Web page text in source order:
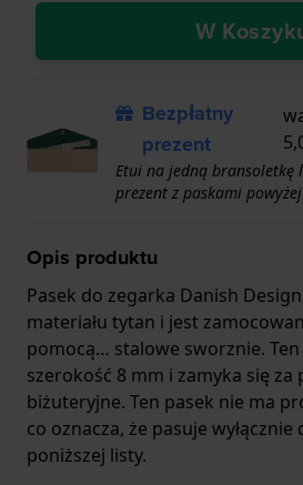
W
Bezpłatny
prezent
Etui na jedną bransoletkę
prezent z paskami powyżej
Opis produktu
Pasek do zegarka Danish
materiału tytan i jest
pomocą… stalowe sworznie. Ten
szerokość 8 mm i zamyka się za
biżuteryjne. Ten pasek nie ma
co oznacza, że pasuje
poniższej listy.